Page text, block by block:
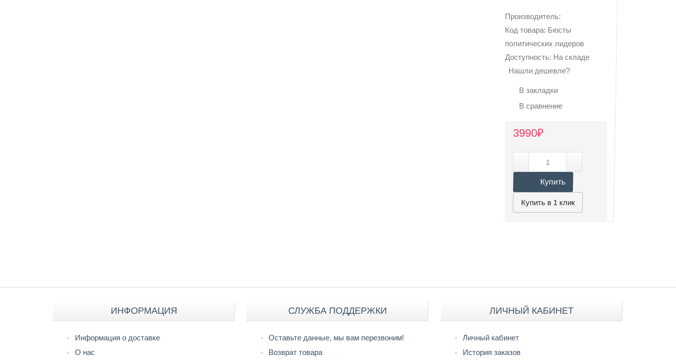
Производитель:
Код товара: Бюсты
политических лидеров
Доступность: На складе
Нашли дешевле?
В закладки
В сравнение
3990₽
Купить
Купить в 1 клик
ИНФОРМАЦИЯ
Информация о доставке
О нас
СЛУЖБА ПОДДЕРЖКИ
Оставьте данные, мы вам перезвоним!
Возврат товара
ЛИЧНЫЙ КАБИНЕТ
Личный кабинет
История заказов